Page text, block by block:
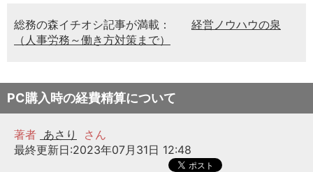
総務の森イチオシ記事が満載：
経営ノウハウの泉
（人事労務～働き方対策まで）
PC購入時の経費精算について
著者 あさり
さん
最終更新日:2023年07月31日 12:48